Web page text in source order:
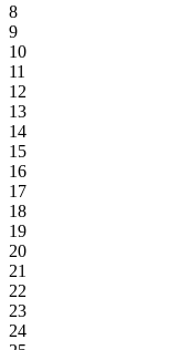
8
9
10
11
12
13
14
15
16
17
18
19
20
21
22
23
24